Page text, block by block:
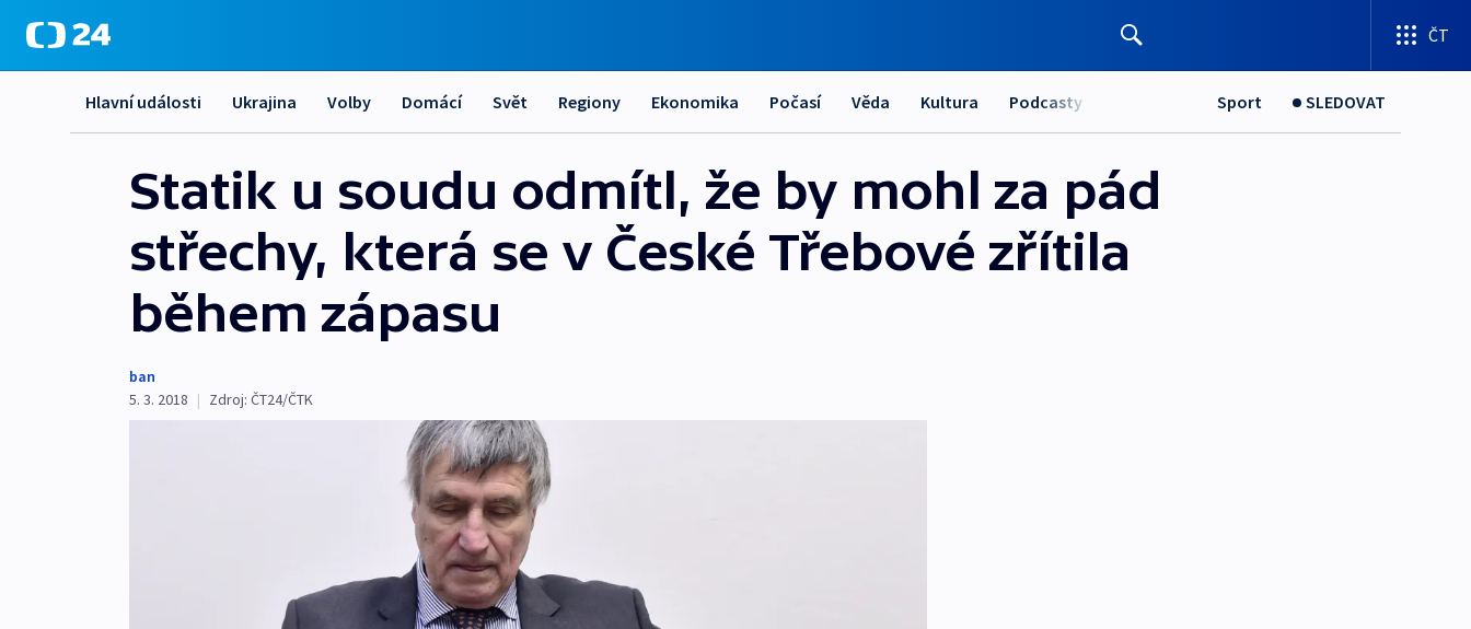
ČT
Hlavní události Ukrajina Volby Domácí Svět Regiony Ekonomika Počasí Věda Kultura Podcasty Sport SLEDOVAT
Statik u soudu odmítl, že by mohl za pád
střechy, která se v České Třebové zřítila
během zápasu
ban
5. 3. 2018 | Zdroj: ČT24/ČTK